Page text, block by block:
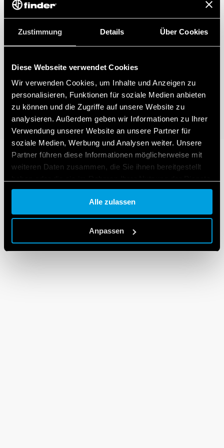
Zustimmung Details Über Cookies
Diese Webseite verwendet Cookies
Wir verwenden Cookies, um Inhalte und Anzeigen zu
personalisieren, Funktionen für soziale Medien anbieten
zu können und die Zugriffe auf unsere Website zu
analysieren. Außerdem geben wir Informationen zu Ihrer
Verwendung unserer Website an unsere Partner für
soziale Medien, Werbung und Analysen weiter. Unsere
Partner führen diese Informationen möglicherweise mit
weiteren Daten zusammen, die Sie ihnen bereitgestellt
gesammelt haben.
Cookie policy.
Alle zulassen
Anpassen